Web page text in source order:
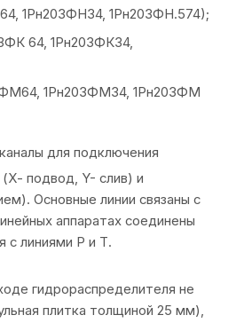
1Рн203ФН34, 1Рн203ФН.574);
64, 1Рн203ФК34,
1Рн203ФМ34, 1Рн203ФМ
для подключения
подвод, Y- слив) и
Основные линии связаны с
аппаратах соединены
с линиями Р и Т.
гидрораспределителя не
плитка толщиной 25 мм),